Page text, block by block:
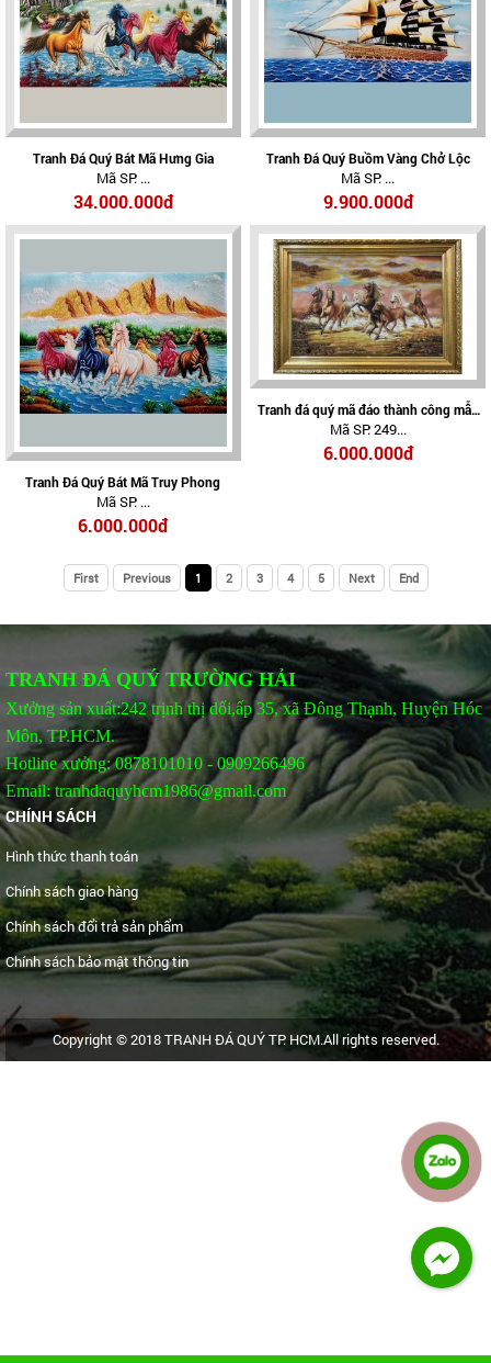
Tranh Đá Quý Bát Mã Hưng Gia
Mã SP: ...
34.000.000đ
Tranh Đá Quý Buồm Vàng Chở Lộc
Mã SP: ...
9.900.000đ
Tranh Đá Quý Bát Mã Truy Phong
Mã SP: ...
6.000.000đ
Tranh đá quý mã đáo thành công mẫu
09
Mã SP: 249...
6.000.000đ
First Previous 1 2 3 4 5 Next End
TRANH ĐÁ QUÝ TRƯỜNG HẢI
Xưởng sản xuất:242 trịnh thị dối,ấp 35, xã Đông Thạnh, Huyện Hóc
Môn, TP.HCM.
Hotline xưởng: 0878101010 - 0909266496
Email: tranhdaquyhcm1986@gmail.com
CHÍNH SÁCH
Hình thức thanh toán
Chính sách giao hàng
Chính sách đổi trả sản phẩm
Chính sách bảo mật thông tin
Copyright © 2018 TRANH ĐÁ QUÝ TP. HCM.All rights reserved.